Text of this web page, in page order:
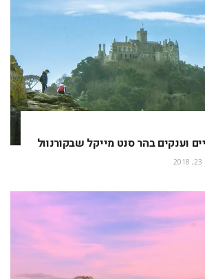
וענקים בהר סנט מייקל שבקורנוול